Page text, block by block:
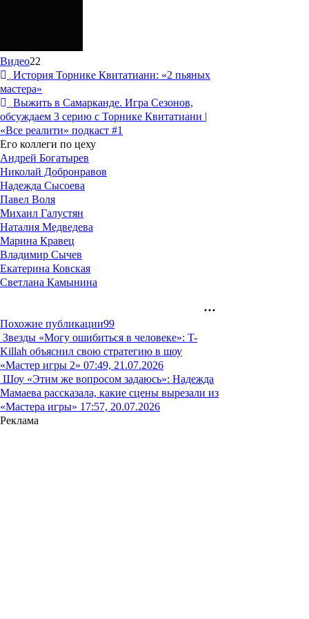
Видео22
История Торнике Квитатиани: «2 пьяных
мастера»
Выжить в Самарканде. Игра Сезонов,
обсуждаем 3 серию с Торнике Квитатиани |
«Все реалити» подкаст #1
Его коллеги по цеху
Андрей Богатырев
Николай Добронравов
Надежда Сысоева
Павел Воля
Михаил Галустян
Наталия Медведева
Марина Кравец
Владимир Сычев
Екатерина Ковская
Светлана Камынина
Похожие публикации99
Звезды «Могу ошибиться в человеке»: T-
Killah объяснил свою стратегию в шоу
«Мастер игры 2» 07:49, 21.07.2026
Шоу «Этим же вопросом задаюсь»: Надежда
Мамаева рассказала, какие сцены вырезали из
«Мастера игры» 17:57, 20.07.2026
Реклама